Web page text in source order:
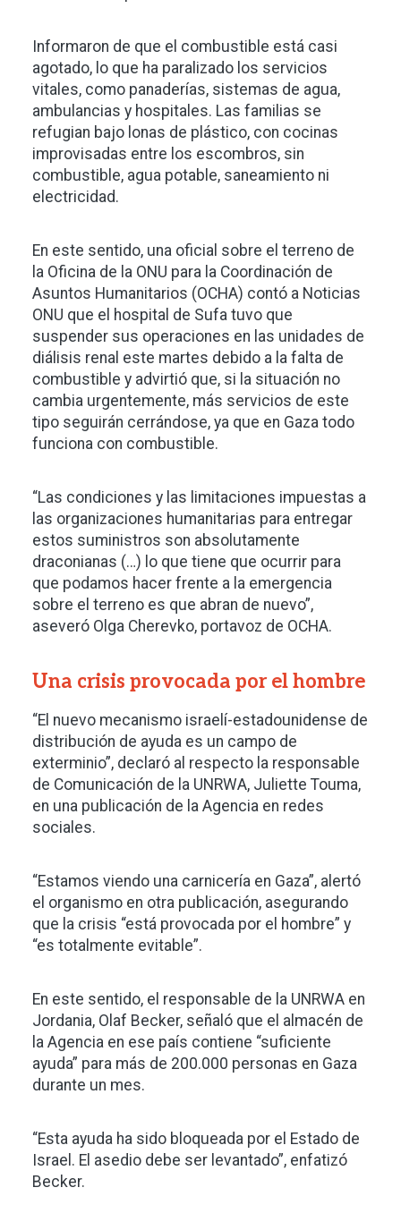
Informaron de que el combustible está casi
agotado, lo que ha paralizado los servicios
vitales, como panaderías, sistemas de agua,
ambulancias y hospitales. Las familias se
refugian bajo lonas de plástico, con cocinas
improvisadas entre los escombros, sin
combustible, agua potable, saneamiento ni
electricidad.
En este sentido, una oficial sobre el terreno de
la Oficina de la ONU para la Coordinación de
Asuntos Humanitarios (OCHA) contó a Noticias
ONU que el hospital de Sufa tuvo que
suspender sus operaciones en las unidades de
diálisis renal este martes debido a la falta de
combustible y advirtió que, si la situación no
cambia urgentemente, más servicios de este
tipo seguirán cerrándose, ya que en Gaza todo
funciona con combustible.
“Las condiciones y las limitaciones impuestas a
las organizaciones humanitarias para entregar
estos suministros son absolutamente
draconianas (…) lo que tiene que ocurrir para
que podamos hacer frente a la emergencia
sobre el terreno es que abran de nuevo”,
aseveró Olga Cherevko, portavoz de OCHA.
Una crisis provocada por el hombre
“El nuevo mecanismo israelí-estadounidense de
distribución de ayuda es un campo de
exterminio”, declaró al respecto la responsable
de Comunicación de la UNRWA, Juliette Touma,
en una publicación de la Agencia en redes
sociales.
“Estamos viendo una carnicería en Gaza”, alertó
el organismo en otra publicación, asegurando
que la crisis “está provocada por el hombre” y
“es totalmente evitable”.
En este sentido, el responsable de la UNRWA en
Jordania, Olaf Becker, señaló que el almacén de
la Agencia en ese país contiene “suficiente
ayuda” para más de 200.000 personas en Gaza
durante un mes.
“Esta ayuda ha sido bloqueada por el Estado de
Israel. El asedio debe ser levantado”, enfatizó
Becker.